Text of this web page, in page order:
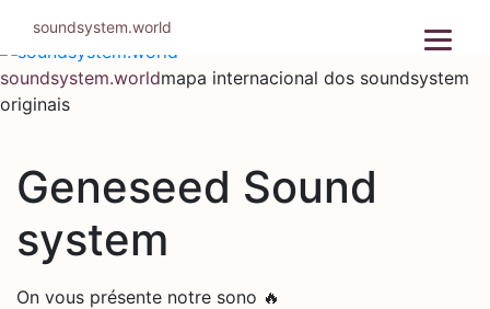
para
conteúdo
soundsystem.worldmapa internacional dos soundsystem
originais
Geneseed Sound
system
On vous présente notre sono 🔥
soundsystem.world